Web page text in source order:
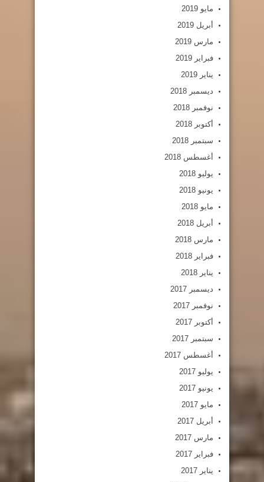
مايو 2019
أبريل 2019
مارس 2019
فبراير 2019
يناير 2019
ديسمبر 2018
نوفمبر 2018
أكتوبر 2018
سبتمبر 2018
أغسطس 2018
يوليو 2018
يونيو 2018
مايو 2018
أبريل 2018
مارس 2018
فبراير 2018
يناير 2018
ديسمبر 2017
نوفمبر 2017
أكتوبر 2017
سبتمبر 2017
أغسطس 2017
يوليو 2017
يونيو 2017
مايو 2017
أبريل 2017
مارس 2017
فبراير 2017
يناير 2017